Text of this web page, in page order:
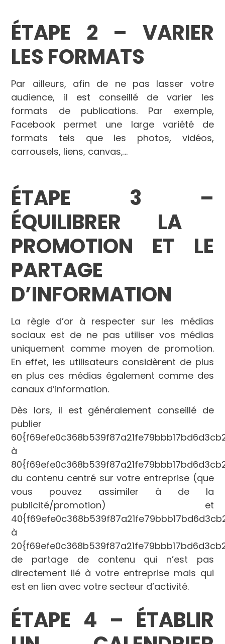
ÉTAPE 2 – VARIER
LES FORMATS
Par ailleurs, afin de ne pas lasser votre
audience, il est conseillé de varier les
formats de publications. Par exemple,
Facebook permet une large variété de
formats tels que les photos, vidéos,
carrousels, liens, canvas,…
ÉTAPE 3 –
ÉQUILIBRER LA
PROMOTION ET LE
PARTAGE
D’INFORMATION
La règle d’or à respecter sur les médias
sociaux est de ne pas utiliser vos médias
uniquement comme moyen de promotion.
En effet, les utilisateurs considèrent de plus
en plus ces médias également comme des
canaux d’information.
Dès lors, il est généralement conseillé de
publier
à
du contenu centré sur votre entreprise (que
vous pouvez assimiler à de la
publicité/promotion) et
à
de partage de contenu qui n’est pas
directement lié à votre entreprise mais qui
est en lien avec votre secteur d’activité.
ÉTAPE 4 – ÉTABLIR